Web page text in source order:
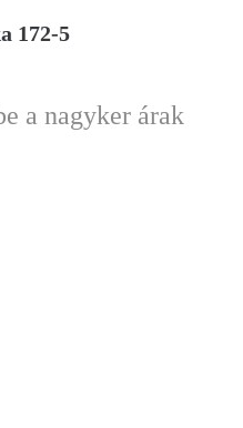
172-5
a nagyker árak